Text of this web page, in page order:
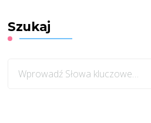
Szukaj
czegoś?